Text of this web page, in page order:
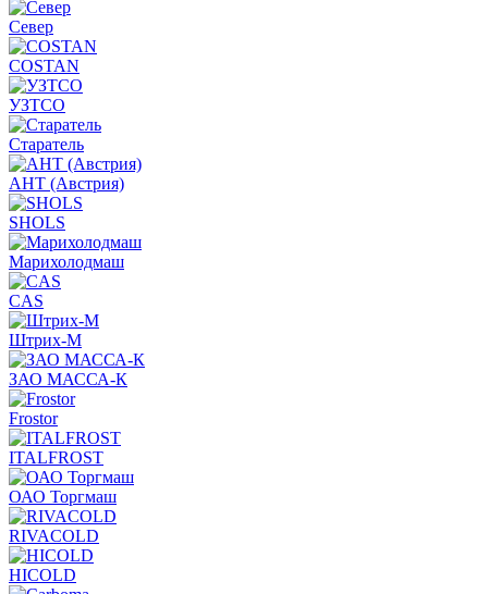
Север
COSTAN
УЗТСО
Старатель
АНТ (Австрия)
SHOLS
Марихолодмаш
CAS
Штрих-М
ЗАО МАССА-К
Frostor
ITALFROST
ОАО Торгмаш
RIVACOLD
HICOLD